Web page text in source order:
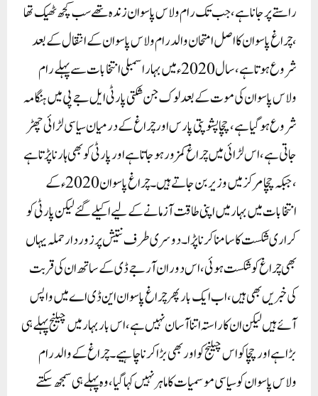
راستے پر جانا ہے ، جب تک رام ولاس پاسوان زندہ تھے سب کچھ ٹھیک تھا
، چراغ پاسوان کا اصل امتحان والد رام ولاس پاسوان کے انتقال کے بعد
شروع ہوتا ہے ، سال 2020ء میں بہار اسمبلی انتخابات سے پہلے رام
ولاس پاسوان کی موت کے بعد لوک جن شکتی پارٹی ایل جے پی میں ہنگامہ
شروع ہو گیا ہے ، چچا پشوپتی پارس اور چراغ کے درمیان سیاسی لڑائی چھڑ
جاتی ہے ، اس لڑائی میں چراغ کمزور ہو جاتا ہے اور پارٹی کو بھی ہارنا پڑتا ہے
، جبکہ چچا مرکز میں وزیر بن جاتے ہیں۔ چراغ پاسوان 2020ء کے
انتخابات میں بہار میں اپنی طاقت آزمانے کے لیے اکیلے گئے لیکن پارٹی کو
کراری شکست کا سامنا کرنا پڑا۔ دوسری طرف نتیش پر زور دار حملہ یہاں
بھی چراغ کو شکست ہوئی ، اس دوران آر جے ڈی کے ساتھ ان کی قربت
کی خبریں بھی ہیں ، اب ایک بار پھر چراغ پاسوان این ڈی اے میں واپس
آئے ہیں لیکن ان کا راستہ اتنا آسان نہیں ہے ، اس بار بہار میں چیلنج پہلے ہی
بڑا ہے اور چچا کو اس چیلنج کو اور بھی بڑا کرنا چاہیے ۔ چراغ کے والد رام
ولاس پاسوان کو سیاسی موسمیات کا ماہر نہیں کہا گیا ، وہ پہلے ہی سمجھ سکتے